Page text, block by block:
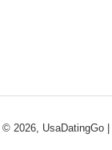
© 2026, UsaDatingGo |